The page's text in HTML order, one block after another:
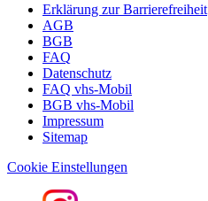
Erklärung zur Barrierefreiheit
AGB
BGB
FAQ
Datenschutz
FAQ vhs-Mobil
BGB vhs-Mobil
Impressum
Sitemap
Cookie Einstellungen